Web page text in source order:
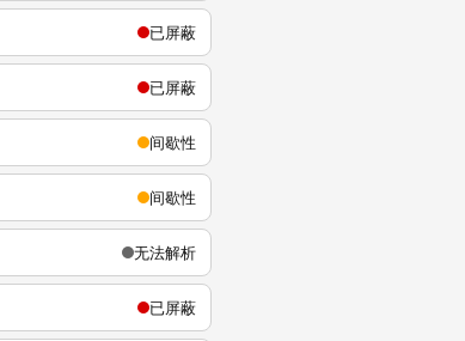
已屏蔽
已屏蔽
间歇性
间歇性
无法解析
已屏蔽